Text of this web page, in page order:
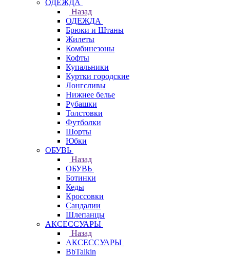
ОДЕЖДА
Назад
ОДЕЖДА
Брюки и Штаны
Жилеты
Комбинезоны
Кофты
Купальники
Куртки городские
Лонгсливы
Нижнее белье
Рубашки
Толстовки
Футболки
Шорты
Юбки
ОБУВЬ
Назад
ОБУВЬ
Ботинки
Кеды
Кроссовки
Сандалии
Шлепанцы
АКСЕССУАРЫ
Назад
АКСЕССУАРЫ
BbTalkin